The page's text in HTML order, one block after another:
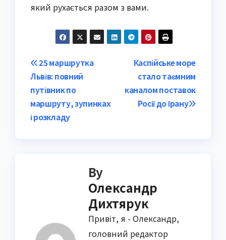
який рухається разом з вами.
Post
navigation
Каспійське море
стало таємним
каналом поставок
Росії до Ірану
25 маршрутка
Львів: повний
путівник по
маршруту, зупинках
і розкладу
By
Олександр
Дихтярук
Привіт, я - Олександр,
головний редактор